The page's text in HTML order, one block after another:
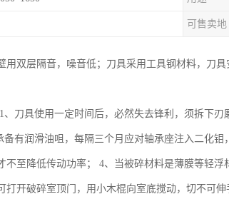
可售卖地
用双层隔音，噪音低；刀具采用工具钢材料，刀
、刀具使用一定时间后，必然失去锋利，须拆下
备有润滑油咀，每隔三个月应对轴承座注入二化
不至降低传动功率； 4、当被碎材料是薄膜等轻
打开破碎室顶门，用小木棍向室底搅动，切不可